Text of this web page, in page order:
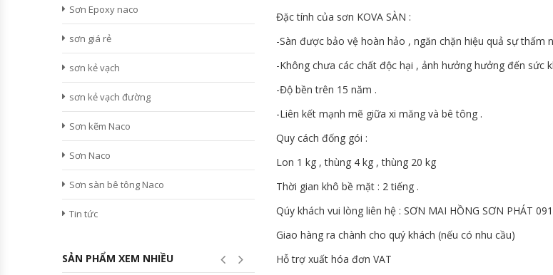
Đặc tính của sơn KOVA SÀN :
-Sàn được bảo vệ hoàn hảo , ngăn chặn hiệu quả sự thấm
-Không chưa các chất độc hại , ảnh hưởng hưởng đến sức
-Độ bền trên 15 năm .
-Liên kết mạnh mẽ giữa xi măng và bê tông .
Quy cách đống gói :
Lon 1 kg , thùng 4 kg , thùng 20 kg
Thời gian khô bề mặt : 2 tiếng .
Qúy khách vui lòng liên hệ : SƠN MAI HỒNG SƠN PHÁT
Giao hàng ra chành cho quý khách (nếu có nhu cầu)
Hỗ trợ xuất hóa đơn VAT
Sơn Epoxy naco
sơn giá rẻ
sơn kẻ vạch
sơn kẻ vạch đường
Sơn kẽm Naco
Sơn Naco
Sơn sàn bê tông Naco
Tin tức
SẢN PHẨM XEM NHIỀU